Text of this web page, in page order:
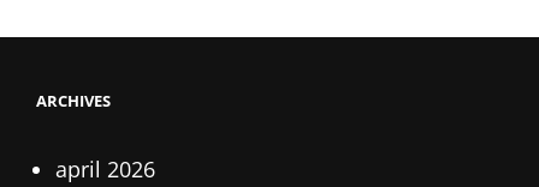
ARCHIVES
april 2026